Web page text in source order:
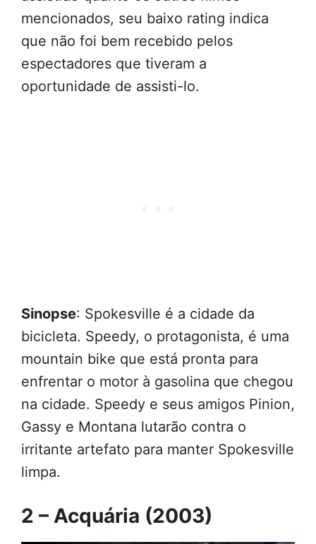
mencionados, seu baixo rating indica
que não foi bem recebido pelos
espectadores que tiveram a
oportunidade de assisti-lo.
Sinopse: Spokesville é a cidade da
bicicleta. Speedy, o protagonista, é uma
mountain bike que está pronta para
enfrentar o motor à gasolina que chegou
na cidade. Speedy e seus amigos Pinion,
Gassy e Montana lutarão contra o
irritante artefato para manter Spokesville
limpa.
2 – Acquária (2003)